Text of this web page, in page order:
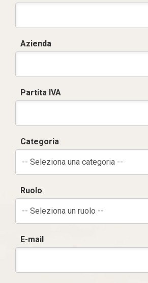
Azienda
Partita IVA
Categoria
-- Seleziona una categoria --
Ruolo
-- Seleziona un ruolo --
E-mail